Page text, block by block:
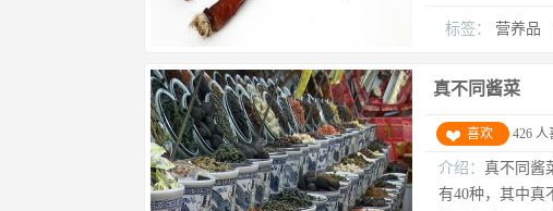
标签： 营养品
真不同酱菜
喜欢 426 人
介绍： 真不同酱
有40种，其中真